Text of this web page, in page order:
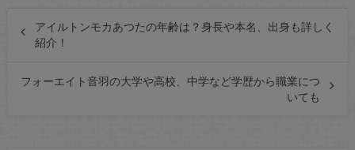
アイルトンモカあつたの年齢は？身長や本名、出身も詳しく
紹介！
フォーエイト音羽の大学や高校、中学など学歴から職業につ
いても